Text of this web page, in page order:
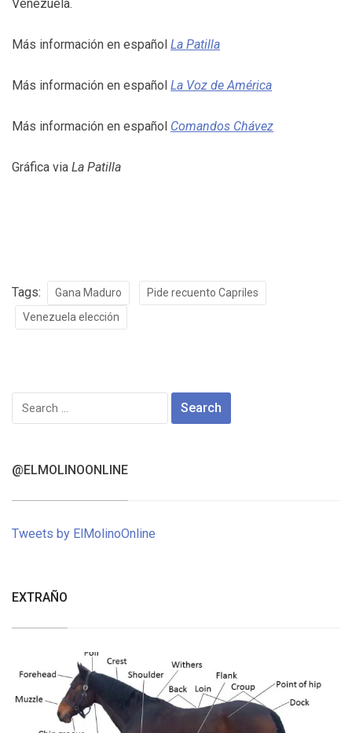
Venezuela.
Más información en español La Patilla
Más información en español La Voz de América
Más información en español Comandos Chávez
Gráfica via La Patilla
Tags: Gana Maduro
Pide recuento Capriles
Venezuela elección
Search
for:
@ELMOLINOONLINE
Tweets by ElMolinoOnline
EXTRAÑO